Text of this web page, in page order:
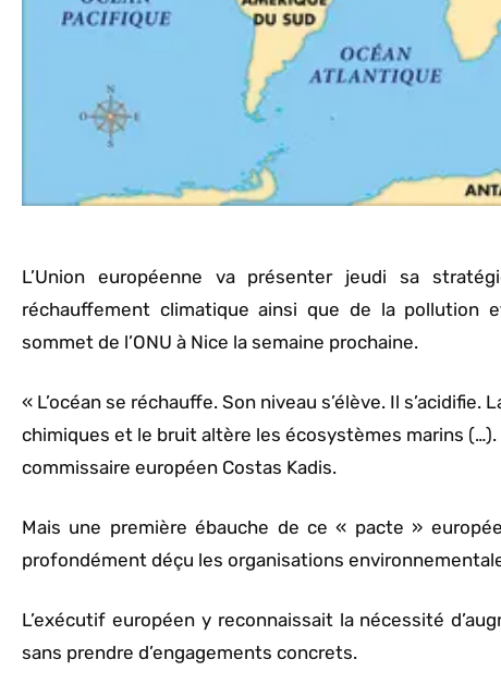
L’Union européenne va présenter jeudi sa
réchauffement climatique ainsi que de la pollution
sommet de l’ONU à Nice la semaine prochaine.
« L’océan se réchauffe. Son niveau s’élève. Il
chimiques et le bruit altère les écosystèmes marins (…).
commissaire européen Costas Kadis.
Mais une première ébauche de ce « pacte »
profondément déçu les organisations
L’exécutif européen y reconnaissait la nécessité
sans prendre d’engagements concrets.